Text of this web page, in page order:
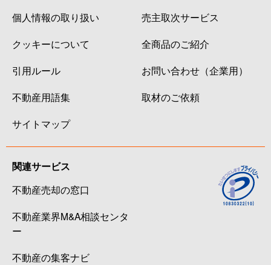
個人情報の取り扱い
クッキーについて
引用ルール
不動産用語集
サイトマップ
売主取次サービス
全商品のご紹介
お問い合わせ（企業用）
取材のご依頼
関連サービス
不動産売却の窓口
不動産業界M&A相談センタ
ー
不動産の集客ナビ